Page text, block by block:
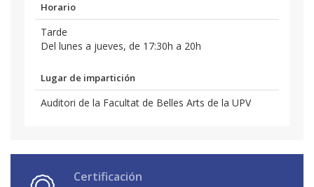
Horario
Tarde
Del lunes a jueves, de 17:30h a 20h
Lugar de impartición
Auditori de la Facultat de Belles Arts de la UPV
Certificación